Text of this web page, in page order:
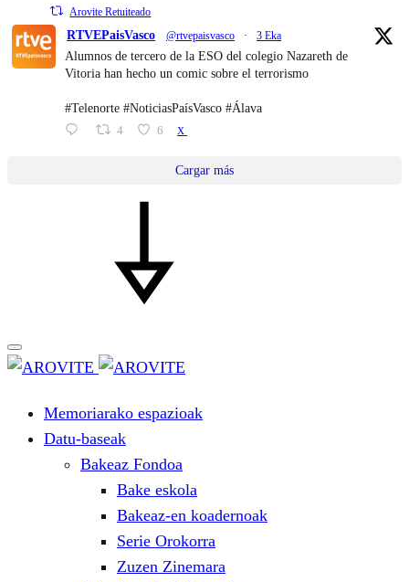
Arovite Retuiteado
RTVEPaisVasco @rtvepaisvasco · 3 Eka
Alumnos de tercero de la ESO del colegio Nazareth de
Vitoria han hecho un comic sobre el terrorismo
#Telenorte #NoticiasPaísVasco #Álava
4 6 X
Cargar más
Memoriarako espazioak
Datu-baseak
Bakeaz Fondoa
Bake eskola
Bakeaz-en koadernoak
Serie Orokorra
Zuzen Zinemara